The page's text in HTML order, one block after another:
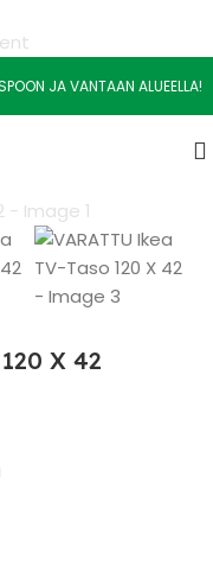
JA VANTAAN ALUEELLA!
X 42